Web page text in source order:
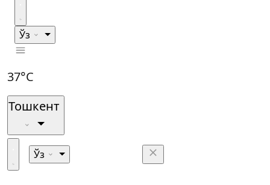
Ўз
37°C
Тошкент
Ўз